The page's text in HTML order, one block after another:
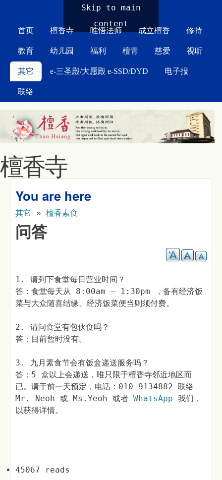
Skip to main
content
首页 檀香寺 唯悟法师 成立檀香 修持
教育 幼儿园 福利 檀青 慈爱 视听
其它 e-三圣殿/大愿殿 e-SSD/DYD 电子报
联络
檀香寺
You are here
其它 » 檀香素食
问答
1. 请列下食堂每日营业时间？
答：食堂每天从 8:00am – 1:30pm ，备有经济饭
菜与大众随喜结缘。经济饭菜便当则须付费。
2. 请问食堂有包伙食吗？
答：目前暂时没有。
3. 九月素食节会有饭盒递送服务吗？
答：5 盒以上会递送，唯只限于檀香寺邻近地区而
已。请于前一天预定，电话：010-9134882 联络
Mr. Neoh 或 Ms.Yeoh 或者 WhatsApp 我们，
以获得详情。
45067 reads